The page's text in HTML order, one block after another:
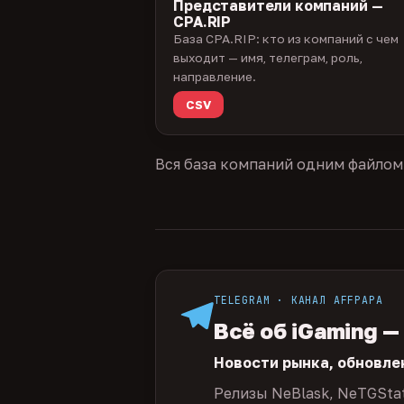
Представители компаний —
CPA.RIP
База CPA.RIP: кто из компаний с чем
выходит — имя, телеграм, роль,
направление.
CSV
Вся база компаний одним
TELEGRAM · КАНАЛ AFFPAPA
Всё об iGaming
Новости рынка,
Релизы NeBlask,